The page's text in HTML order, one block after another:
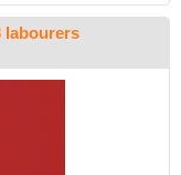
labourers